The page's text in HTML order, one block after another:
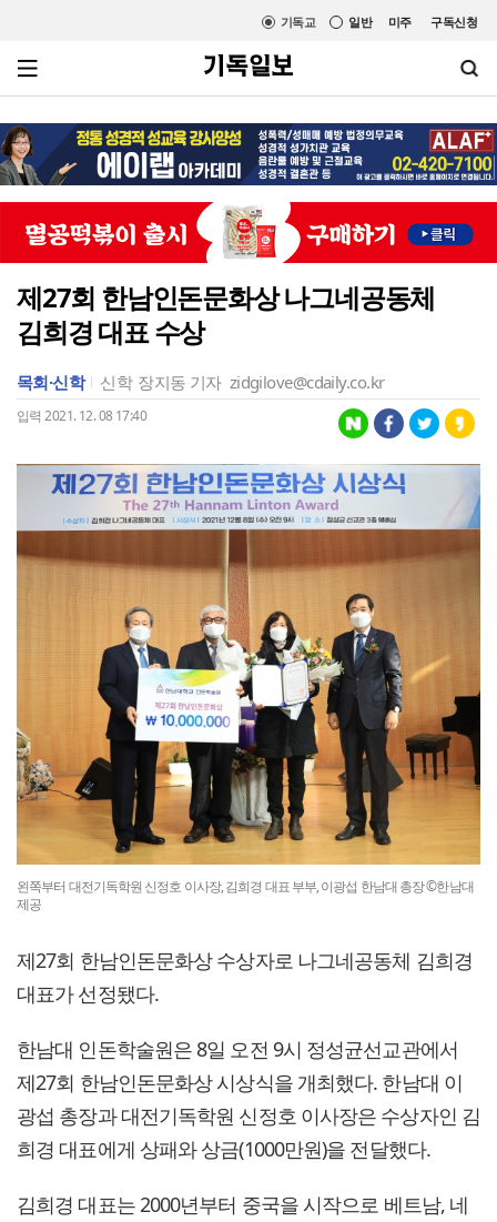
미주 구독신청
일반
기독교
제27회 한남인돈문화상 나그네공동체
김희경 대표 수상
목회·신학 신학 장지동 기자 zidgilove@cdaily.co.kr
입력 2021. 12. 08 17:40
왼쪽부터 대전기독학원 신정호 이사장, 김희경 대표 부부, 이광섭 한남대 총장 ©한남대
제공
제27회 한남인돈문화상 수상자로 나그네공동체 김희경
대표가 선정됐다.
한남대 인돈학술원은 8일 오전 9시 정성균선교관에서
제27회 한남인돈문화상 시상식을 개최했다. 한남대 이
광섭 총장과 대전기독학원 신정호 이사장은 수상자인 김
희경 대표에게 상패와 상금(1000만원)을 전달했다.
김희경 대표는 2000년부터 중국을 시작으로 베트남, 네